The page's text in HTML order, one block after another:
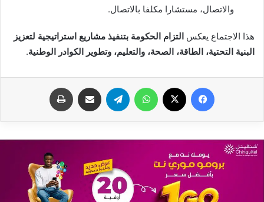
والاتصال، مستشارا مكلفا بالاتصال.
هذا الاجتماع يعكس التزام الحكومة بتنفيذ مشاريع استراتيجية لتعزيز
البنية التحتية، الطاقة، الصحة، والتعليم، وتطوير الكوادر الوطنية.
فيسبوك واتساب تيلقرام مشاركة عبر البريد